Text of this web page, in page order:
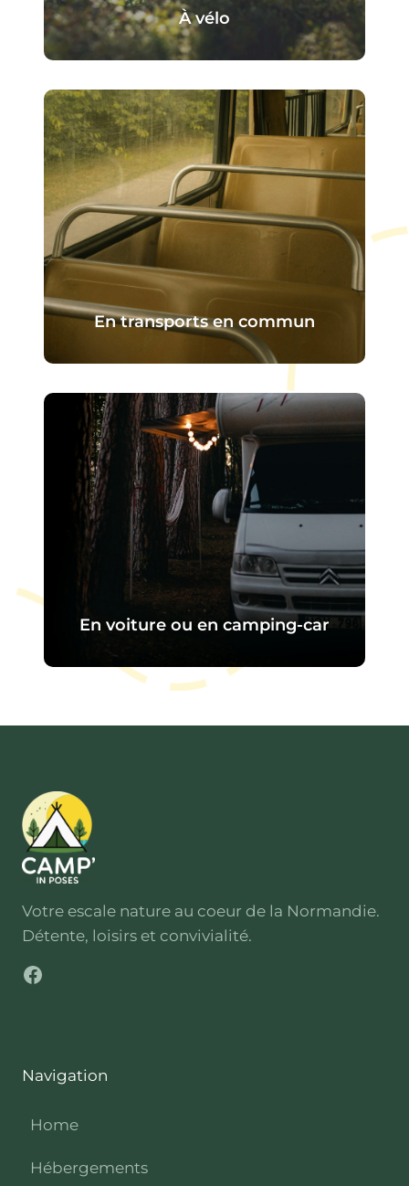
À vélo
Le camping est accessible via les
idéal pour les voyageurs à vélo ou
les amateurs de balades le long de
la Seine.
En transports en commun
Un arrêt de bus se situe juste
devant l’entrée du camping.
La ligne dessert la gare de Val-de-
Reuil, reliée aux axesParis – Rouen,
ce qui permet d’arriver facilement
même sans véhicule.
En voiture ou en camping-car
Le camping est facilement
accessible par la route et dispose
Suivez simplement les indications
Votre escale nature au coeur de la Normandie.
Détente, loisirs et convivialité.
Facebook
Navigation
Home
Hébergements